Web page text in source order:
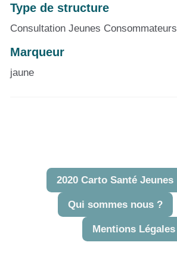
Type de structure
Consultation Jeunes Consommateurs
Marqueur
jaune
2020 Carto Santé Jeunes
Qui sommes nous ?
Mentions Légales